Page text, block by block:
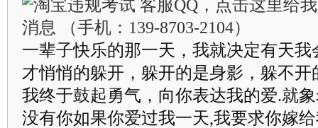
一辈子快乐的那一天，我就决定有天
才悄悄的躲开，躲开的是身影，躲不
我终于鼓起勇气，向你表达我的爱.就
没有你如果你爱过我一天,我要求你嫁